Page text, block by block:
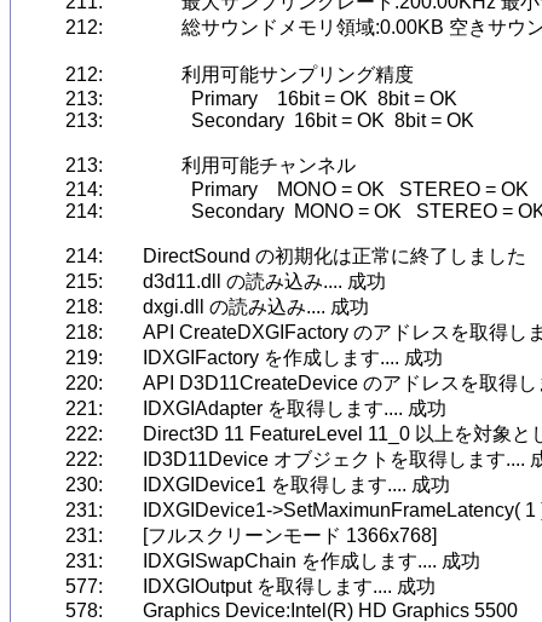
212:		総サウンドメモリ領域:0.00KB 空きサウンドメモリ領域:0.00KB
212:		利用可能サンプリング精度
213:		  Primary    16bit = OK  8bit = OK
213:		  Secondary  16bit = OK  8bit = OK
213:		利用可能チャンネル
214:		  Primary    MONO = OK   STEREO = OK
214:		  Secondary  MONO = OK   STEREO = OK
214:	DirectSound の初期化は正常に終了しました
215:	d3d11.dll の読み込み.... 成功
218:	dxgi.dll の読み込み.... 成功
218:	API CreateDXGIFactory のアドレスを取得します.... 成功
219:	IDXGIFactory を作成します.... 成功
220:	API D3D11CreateDevice のアドレスを取得します.... 成功
221:	IDXGIAdapter を取得します.... 成功
222:	Direct3D 11 FeatureLevel 11_0 以上を対象とします
222:	ID3D11Device オブジェクトを取得します.... 成功
230:	IDXGIDevice1 を取得します.... 成功
231:	IDXGIDevice1->SetMaximunFrameLatency( 1 ); を実行しました
231:	[フルスクリーンモード 1366x768]
231:	IDXGISwapChain を作成します.... 成功
577:	IDXGIOutput を取得します.... 成功
578:	Graphics Device:Intel(R) HD Graphics 5500